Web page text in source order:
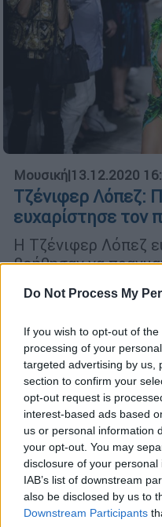
Do Not Process My
If you wish to opt-out of
processing of your
targeted advertising by us,
section to confirm your
opt-out request is
interest-based ads based
us or personal information
your opt-out. You may
disclosure of your
IAB’s list of downstream
also be disclosed by us to
Downstream Participants
Μουσική|13.12.2020
Τζένιφερ Λόπεζ:
ευχαρίστησε τον
Η Τζένιφερ Λόπεζ
βοήθησαν να